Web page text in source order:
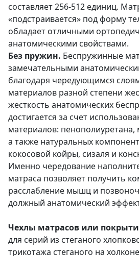
составляет 256-512 единиц.
«подстраивается» под форму
обладает отличными
анатомическими свойствами.
Без пружин. Беспружинные
замечательными
благодаря чередующимся
материалов разной степени
жесткость анатомических
достигается за счет
материалов: пенополиуретана,
а также натуральных
кокосовой койры, сизаля и
Именно чередование
матраса позволяет получить
расслабление мышц и
должный анатомический
Чехлы матрасов или
для серий из стеганого
трикотажа стеганого на